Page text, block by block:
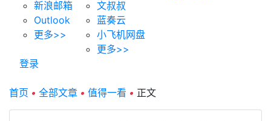
新浪邮箱
Outlook
更多>>
文叔叔
蓝奏云
小飞机网盘
更多>>
登录
首页 • 全部文章 • 值得一看 • 正文